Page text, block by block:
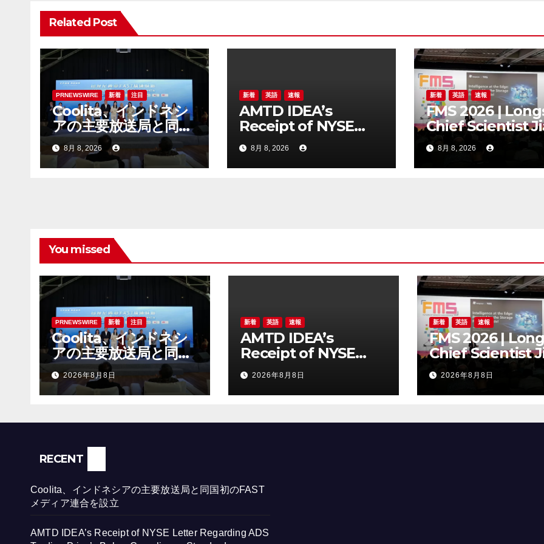
ー
シ
ョ
ン
Related Post
PRNEWSWIRE 新着 注目
Coolita、インドネシ
アの主要放送局と同国
初のFASTメディア連
合を設立
8月 8, 2026
新着 英語 速報
AMTD IDEA’s
Receipt of NYSE
Letter Regarding
ADS Trading Price’s
Below Compliance
8月 8, 2026
新着 英語 速報
FMS 2026 |
Chief Scientist
Chen Highlights
Storage Foundry
Model for Edge
8月 8, 2026
You missed
PRNEWSWIRE 新着 注目
Coolita、インドネシ
アの主要放送局と同国
初のFASTメディア連
合を設立
2026年8月8日
新着 英語 速報
AMTD IDEA’s
Receipt of NYSE
Letter Regarding
ADS Trading Price’s
Below Compliance
2026年8月8日
新着 英語 速報
FMS 2026 |
Chief Scientist
Chen Highlights
Storage Foundry
Model for Edge
2026年8月8日
RECENT
Coolita、インドネシアの主要放送局と同国初のFAST
メディア連合を設立
AMTD IDEA’s Receipt of NYSE Letter Regarding ADS